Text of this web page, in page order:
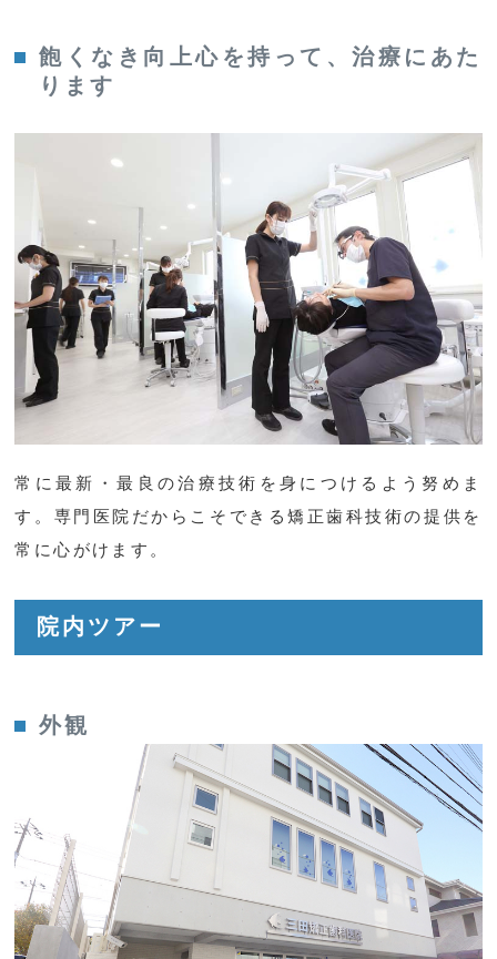
飽くなき向上心を持って、治療にあた
ります
常に最新・最良の治療技術を身につけるよう努めま
す。専門医院だからこそできる矯正歯科技術の提供を
常に心がけます。
院内ツアー
外観